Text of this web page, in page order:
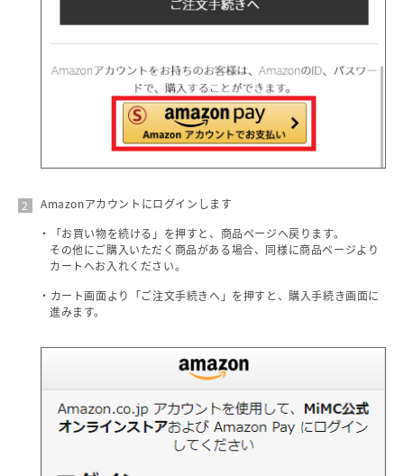
Amazonアカウントにログインします
・「お買い物を続ける」を押すと、商品ページへ戻ります。
その他にご購入いただく商品がある場合、同様に商品ページより
カートへお入れください。
・カート画面より「ご注文手続きへ」を押すと、購入手続き画面に
進みます。